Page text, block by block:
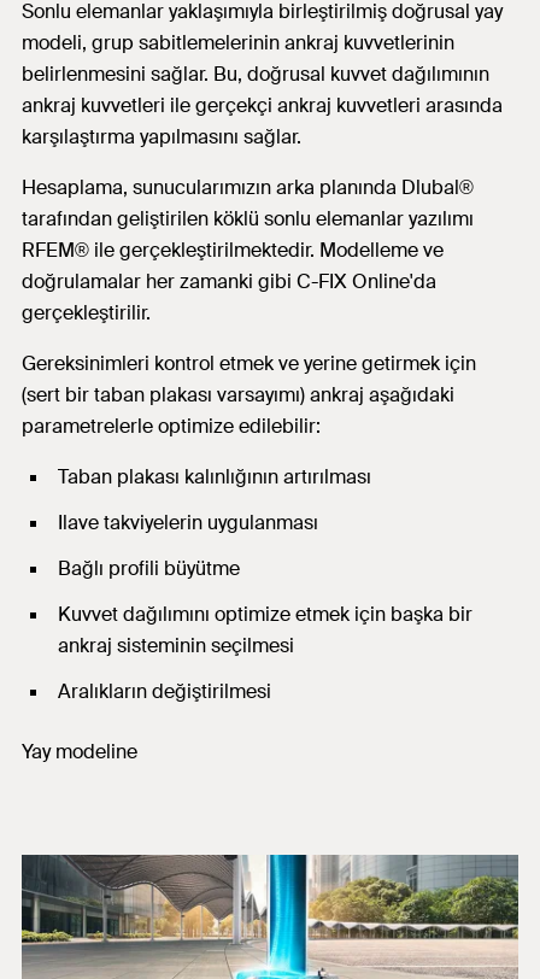
Sonlu elemanlar yaklaşımıyla birleştirilmiş doğrusal yay
modeli, grup sabitlemelerinin ankraj kuvvetlerinin
belirlenmesini sağlar. Bu, doğrusal kuvvet dağılımının
ankraj kuvvetleri ile gerçekçi ankraj kuvvetleri arasında
karşılaştırma yapılmasını sağlar.
Hesaplama, sunucularımızın arka planında Dlubal®
tarafından geliştirilen köklü sonlu elemanlar yazılımı
RFEM® ile gerçekleştirilmektedir. Modelleme ve
doğrulamalar her zamanki gibi C-FIX Online'da
gerçekleştirilir.
Gereksinimleri kontrol etmek ve yerine getirmek için
(sert bir taban plakası varsayımı) ankraj aşağıdaki
parametrelerle optimize edilebilir:
Taban plakası kalınlığının artırılması
Ilave takviyelerin uygulanması
Bağlı profili büyütme
Kuvvet dağılımını optimize etmek için başka bir
ankraj sisteminin seçilmesi
Aralıkların değiştirilmesi
Yay modeline